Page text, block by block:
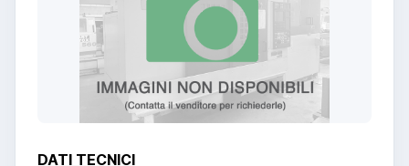
DATI TECNICI